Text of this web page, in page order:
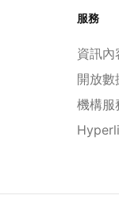
服務
資訊內
開放數
機構服